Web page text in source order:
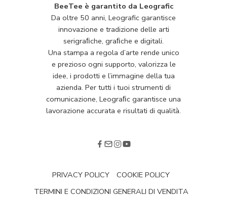
BeeTee è garantito da Leografic
Da oltre 50 anni, Leografic garantisce
innovazione e tradizione delle arti
serigraﬁche, graﬁche e digitali.
Una stampa a regola d’arte rende unico
e prezioso ogni supporto, valorizza le
idee, i prodotti e l’immagine della tua
azienda. Per tutti i tuoi strumenti di
comunicazione, Leograﬁc garantisce una
lavorazione accurata e risultati di qualità.
PRIVACY POLICY
COOKIE POLICY
TERMINI E CONDIZIONI GENERALI DI VENDITA